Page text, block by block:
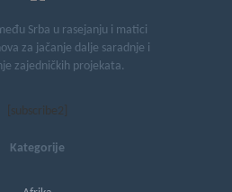
Srba u rasejanju i matici
za jačanje dalje saradnje i
zajedničkih projekata.
[subscribe2]
Kategorije